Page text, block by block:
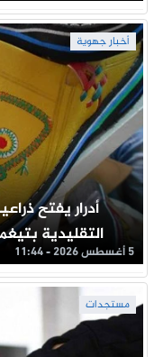
أخبار جهوية
أدرار يفتح
التقليدية
5 أغسطس 2026 - 11:44
مستجدات